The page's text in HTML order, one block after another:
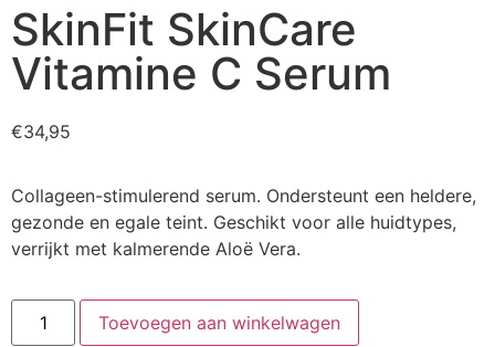
SkinFit SkinCare
Vitamine C Serum
€34,95
Collageen-stimulerend serum. Ondersteunt een heldere,
gezonde en egale teint. Geschikt voor alle huidtypes,
verrijkt met kalmerende Aloë Vera.
Toevoegen aan winkelwagen